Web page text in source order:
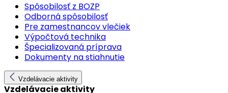
Spôsobilosť z BOZP
Odborná spôsobilosť
Pre zamestnancov vlečiek
Výpočtová technika
Špecializovaná príprava
Dokumenty na stiahnutie
Vzdelávacie aktivity
Vzdelávacie aktivity